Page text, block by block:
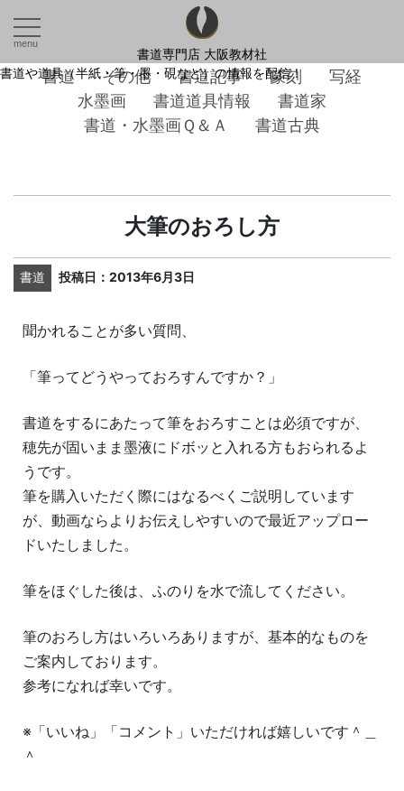
menu
書道専門店 大阪教材社
書道や道具（半紙・筆・墨・硯など）の情報を配信！
書道 その他 書道記事 篆刻
写経
水墨画
書道道具情報
書道家
書道・水墨画Ｑ＆Ａ
書道古典
大筆のおろし方
書道 投稿日：2013年6月3日
聞かれることが多い質問、
「筆ってどうやっておろすんですか？」
書道をするにあたって筆をおろすことは必須ですが、
穂先が固いまま墨液にドボッと入れる方もおられるよ
うです。
筆を購入いただく際にはなるべくご説明しています
が、動画ならよりお伝えしやすいので最近アップロー
ドいたしました。
筆をほぐした後は、ふのりを水で流してください。
筆のおろし方はいろいろありますが、基本的なものを
ご案内しております。
参考になれば幸いです。
※「いいね」「コメント」いただければ嬉しいです＾＿
＾